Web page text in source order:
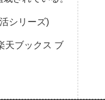
シリーズ)
天ブックス ブ